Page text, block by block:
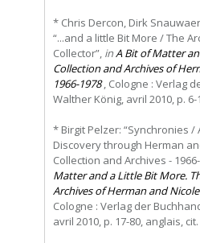
* Chris Dercon, Dirk
“...and a little Bit More / The
Collector”, inA Bit of Matter
Collection and Archives of
1966-1978, Cologne : Verlag
Walther König, avril 2010, p. 6-
* Birgit Pelzer: “Synchronies /
Discovery through Herman
Collection and Archives -
Matter and a Little Bit More.
Archives of Herman and
Cologne : Verlag der
avril 2010, p. 17-80, anglais, cit.